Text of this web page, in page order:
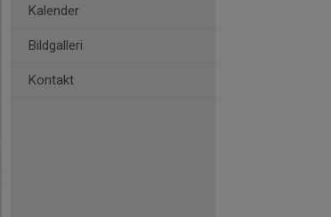
Kalender
Bildgalleri
Kontakt